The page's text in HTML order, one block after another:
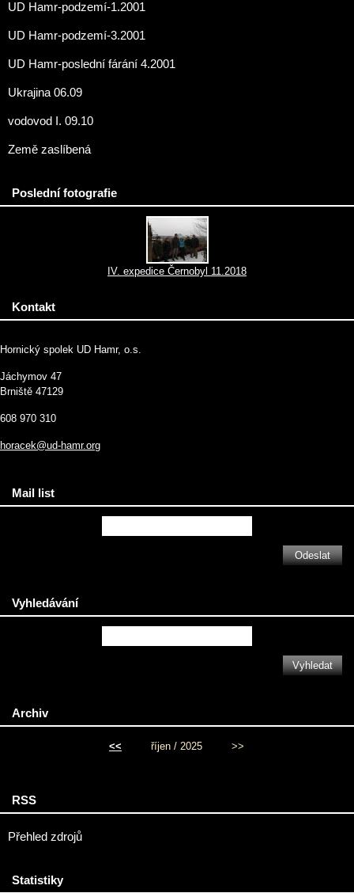
UD Hamr-podzemí-1.2001
UD Hamr-podzemí-3.2001
UD Hamr-poslední fárání 4.2001
Ukrajina 06.09
vodovod I. 09.10
Země zaslíbená
Poslední fotografie
IV. expedice Černobyl 11.2018
Kontakt
Hornický spolek UD Hamr, o.s.
Jáchymov 47
Brniště 47129
608 970 310
horacek@ud-hamr.org
Mail list
Vyhledávání
Archiv
<< říjen / 2025 >>
RSS
Přehled zdrojů
Statistiky